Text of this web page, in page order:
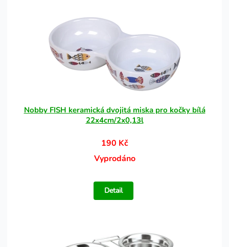
Nobby FISH keramická dvojitá miska pro kočky bílá
22x4cm/2x0,13l
190 Kč
Vyprodáno
Detail